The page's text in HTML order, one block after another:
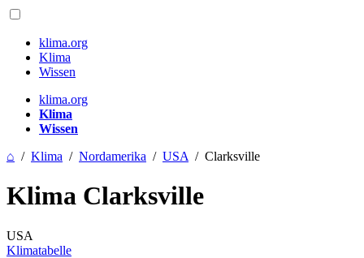
klima.org
Klima
Wissen
klima.org
Klima
Wissen
⌂ / Klima / Nordamerika / USA / Clarksville
Klima Clarksville
USA
Klimatabelle